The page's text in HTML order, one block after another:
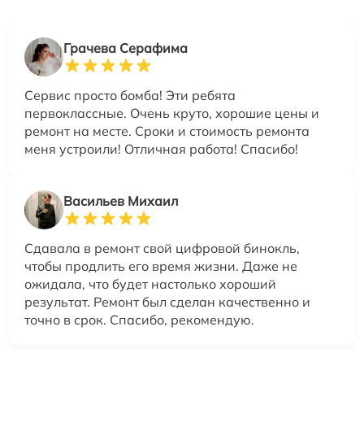
Грачева Серафима
Сервис просто бомба! Эти ребята
первоклассные. Очень круто, хорошие цены и
ремонт на месте. Сроки и стоимость ремонта
меня устроили! Отличная работа! Спасибо!
Васильев Михаил
Сдавала в ремонт свой цифровой бинокль,
чтобы продлить его время жизни. Даже не
ожидала, что будет настолько хороший
результат. Ремонт был сделан качественно и
точно в срок. Спасибо, рекомендую.